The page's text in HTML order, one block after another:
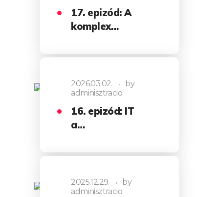
17. epizód: A
komplex…
2026.03.02.
by
adminisztracio
16. epizód: IT
a…
2025.12.29.
by
adminisztracio